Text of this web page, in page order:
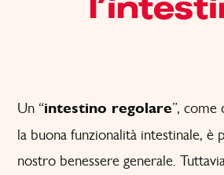
Un “intestino regolare”, come
la buona funzionalità intestinale, è
nostro benessere generale.